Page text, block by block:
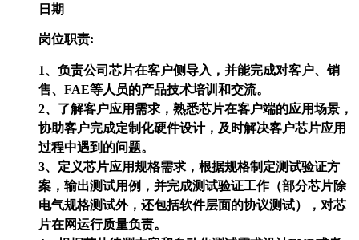
日期
岗位职责:
1、负责公司芯片在客户侧导入，并能完成对客户、销
售、FAE等人员的产品技术培训和交流。
2、了解客户应用需求，熟悉芯片在客户端的应用场景，
协助客户完成定制化硬件设计，及时解决客户芯片应用
过程中遇到的问题。
3、定义芯片应用规格需求，根据规格制定测试验证方
案，输出测试用例，并完成测试验证工作（部分芯片除
电气规格测试外，还包括软件层面的协议测试），对芯
片在网运行质量负责。